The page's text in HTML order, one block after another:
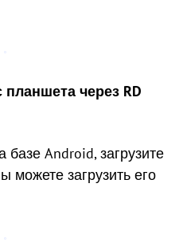
через RD
Android, загрузите
можете загрузить его